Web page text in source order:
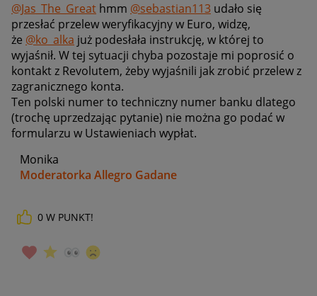
@Jas_The_Great hmm @sebastian113 udało się
przesłać przelew weryfikacyjny w Euro, widzę,
że @ko_alka już podesłała instrukcję, w której to
wyjaśnił. W tej sytuacji chyba pozostaje mi poprosić o
kontakt z Revolutem, żeby wyjaśnili jak zrobić przelew z
zagranicznego konta.
Ten polski numer to techniczny numer banku dlatego
(trochę uprzedzając pytanie) nie można go podać w
formularzu w Ustawieniach wypłat.
Monika
Moderatorka Allegro Gadane
0 W PUNKT!